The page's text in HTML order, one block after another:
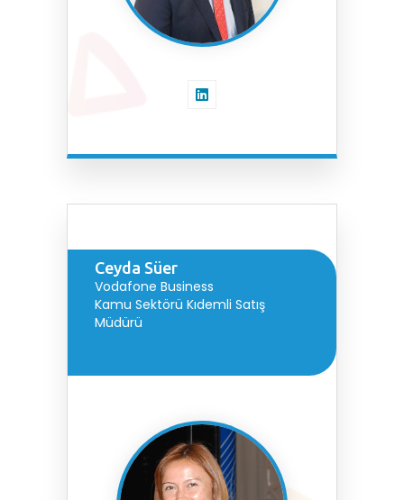
Ceyda Süer
Vodafone Business
Kamu Sektörü Kıdemli Satış
Müdürü